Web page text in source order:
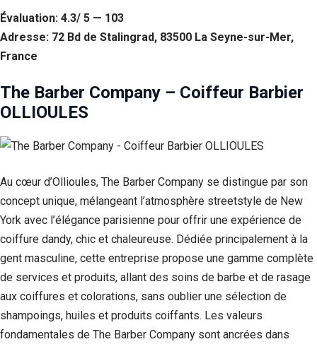
Évaluation: 4.3/ 5 — 103
Adresse: 72 Bd de Stalingrad, 83500 La Seyne-sur-Mer,
France
The Barber Company – Coiffeur Barbier
OLLIOULES
Au cœur d’Ollioules, The Barber Company se distingue par son
concept unique, mélangeant l’atmosphère streetstyle de New
York avec l’élégance parisienne pour offrir une expérience de
coiffure dandy, chic et chaleureuse. Dédiée principalement à la
gent masculine, cette entreprise propose une gamme complète
de services et produits, allant des soins de barbe et de rasage
aux coiffures et colorations, sans oublier une sélection de
shampoings, huiles et produits coiffants. Les valeurs
fondamentales de The Barber Company sont ancrées dans